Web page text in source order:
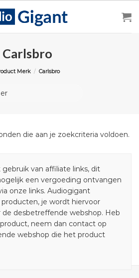
Carlsbro
Merk / Carlsbro
die aan je zoekcriteria voldoen.
van affiliate links, dit
een vergoeding ontvangen
onze links. Audiogigant
je wordt hiervoor
de desbetreffende webshop. Heb
neem dan contact op
webshop die het product